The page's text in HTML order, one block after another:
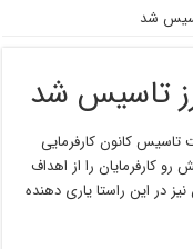
شد
تاسیس شد
کانون کارفرمایی
رو کارفرمایان را از اهداف
در این راستا یاری دهنده